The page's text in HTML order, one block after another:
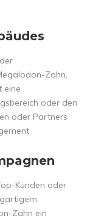
Zahn,
eine
oder den
oder Partners
Kunden oder
Zahn ein